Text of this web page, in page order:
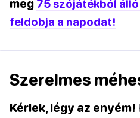
meg 75 szójátékból
feldobja a napodat!
Szerelmes
Kérlek, légy az enyém!